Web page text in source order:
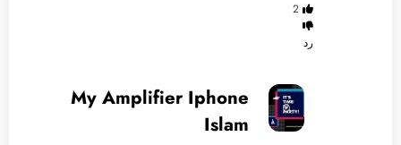
2
رد
My Amplifier Iphone
Islam